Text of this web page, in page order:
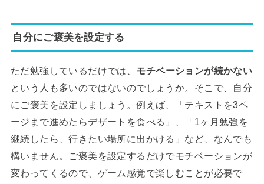
自分にご褒美を設定する
ただ勉強しているだけでは、 モチベーションが続かない
という人も多いのではないのでしょうか。そこで、自分
にご褒美を設定しましょう。例えば、「テキストを3ペ
ージまで進めたらデザートを食べる」、「1ヶ月勉強を
継続したら、行きたい場所に出かける」など、なんでも
構いません。ご褒美を設定するだけでモチベーションが
変わってくるので、ゲーム感覚で楽しむことが必要で